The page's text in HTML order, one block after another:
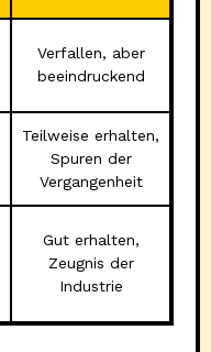
Verfallen, aber
beeindruckend
Teilweise erhalten,
Spuren der
Vergangenheit
Gut erhalten,
Zeugnis der
Industrie